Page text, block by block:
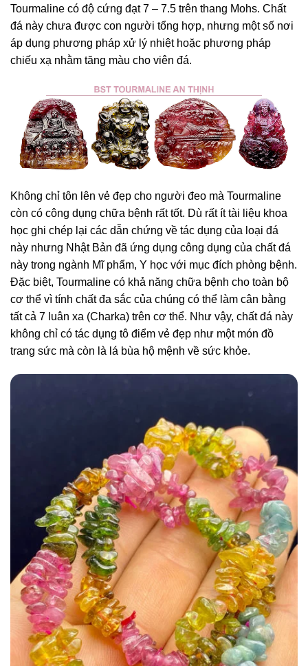
Tourmaline có độ cứng đạt 7 – 7.5 trên thang Mohs. Chất
đá này chưa được con người tổng hợp, nhưng một số nơi
áp dụng phương pháp xử lý nhiệt hoặc phương pháp
chiếu xạ nhằm tăng màu cho viên đá.
Không chỉ tôn lên vẻ đẹp cho người đeo mà Tourmaline
còn có công dụng chữa bệnh rất tốt. Dù rất ít tài liệu khoa
học ghi chép lại các dẫn chứng về tác dụng của loại đá
này nhưng Nhật Bản đã ứng dụng công dụng của chất đá
này trong ngành Mĩ phẩm, Y học với mục đích phòng bệnh.
Đặc biệt, Tourmaline có khả năng chữa bệnh cho toàn bộ
cơ thể vì tính chất đa sắc của chúng có thể làm cân bằng
tất cả 7 luân xa (Charka) trên cơ thể. Như vậy, chất đá này
không chỉ có tác dụng tô điểm vẻ đẹp như một món đồ
trang sức mà còn là lá bùa hộ mệnh về sức khỏe.